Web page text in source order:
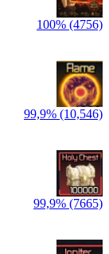
100% (4756)
99,9% (10,546)
99,9% (7665)